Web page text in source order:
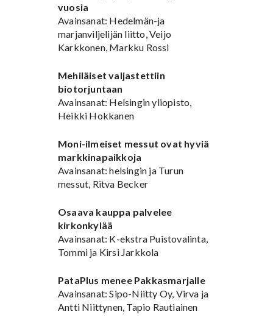
vuosia
Avainsanat: Hedelmän-ja
marjanviljelijän liitto, Veijo
Karkkonen, Markku Rossi
Mehiläiset valjastettiin
biotorjuntaan
Avainsanat: Helsingin yliopisto,
Heikki Hokkanen
Moni-ilmeiset messut ovat hyviä
markkinapaikkoja
Avainsanat: helsingin ja Turun
messut, Ritva Becker
Osaava kauppa palvelee
kirkonkylää
Avainsanat: K-ekstra Puistovalinta,
Tommi ja Kirsi Jarkkola
PataPlus menee Pakkasmarjalle
Avainsanat: Sipo-Niitty Oy, Virva ja
Antti Niittynen, Tapio Rautiainen